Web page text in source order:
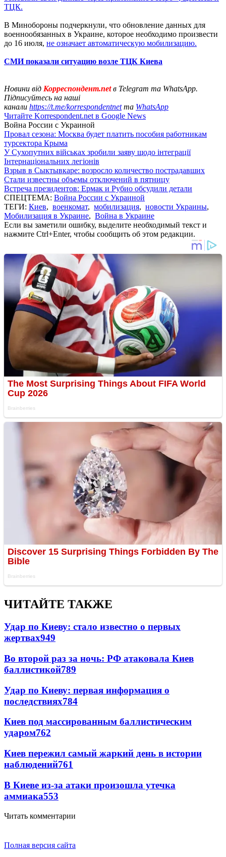
ТЦК.
В Минобороны подчеркнули, что обновление данных для
военнообязанных в Украине, которое необходимо произвести
до 16 июля, не означает автоматическую мобилизацию.
СМИ показали ситуацию возле ТЦК Киева
Новини від Корреспондент.netв Telegram та WhatsApp.
Підписуйтесь на наші
канали https://t.me/korrespondentnetта WhatsApp
Читайте Korrespondent.net в Google News
Война России с Украиной
Провал сезона: Москва будет платить пособия работникам
турсектора Крыма
У Сухопутних військах зробили заяву щодо інтеграції
Інтернаціональних легіонів
Взрыв в Сыктывкаре: возросло количество пострадавших
Стали известны объемы отключений в пятницу
Встреча президентов: Ермак и Рубио обсудили детали
СПЕЦТЕМА: Война России с Украиной
ТЕГИ: Киев, военкомат, мобилизация, новости Украины,
Мобилизация в Украине, Война в Украине
Если вы заметили ошибку, выделите необходимый текст и
нажмите Ctrl+Enter, чтобы сообщить об этом редакции.
ЧИТАЙТЕ ТАКЖЕ
Удар по Киеву: стало известно о первых
жертвах949
Во второй раз за ночь: РФ атаковала Киев
баллистикой789
Удар по Киеву: первая информация о
последствиях784
Киев под массированным баллистическим
ударом762
Киев пережил самый жаркий день в истории
наблюдений761
В Киеве из-за атаки произошла утечка
аммиака553
Читать комментарии
Полная версия сайта